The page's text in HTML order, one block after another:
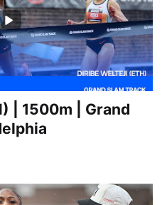
| 1500m | Grand